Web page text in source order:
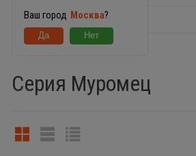
Ваш город Москва?
Серия Муромец